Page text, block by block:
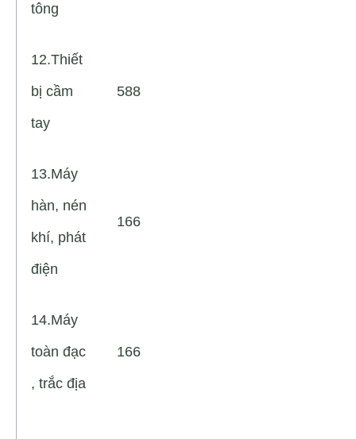
tông
12.Thiết
bị cầm
tay
588
13.Máy
hàn, nén
khí, phát
điện
166
14.Máy
toàn đạc
, trắc địa
166